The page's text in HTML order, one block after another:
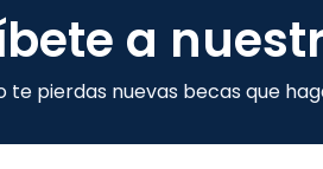
a
te pierdas nuevas becas que